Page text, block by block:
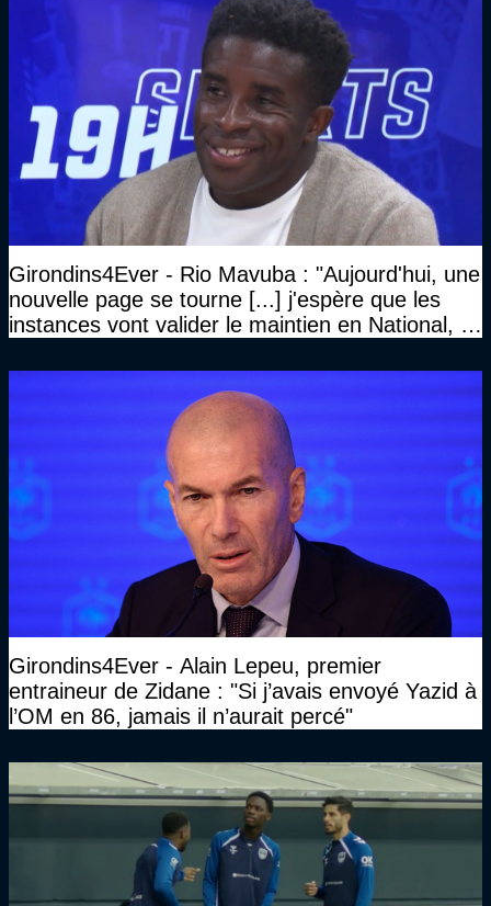
Girondins4Ever - Rio Mavuba : "Aujourd'hui, une
nouvelle page se tourne [...] j'espère que les
instances vont valider le maintien en National, et
haut niveau"
Girondins4Ever - Alain Lepeu, premier
entraineur de Zidane : "Si j’avais envoyé Yazid à
l’OM en 86, jamais il n’aurait percé"